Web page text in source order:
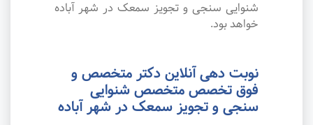
شنوایی سنجی و تجویز سمعک در شهر آباده
خواهد بود.
نوبت دهی آنلاین دکتر متخصص و
فوق تخصص متخصص شنوایی
سنجی و تجویز سمعک در شهر آباده